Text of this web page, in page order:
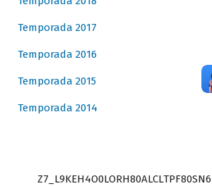
Temporada 2017
Temporada 2016
Temporada 2015
Temporada 2014
Z7_L9KEH4O0LORH80ALCLTPF80SN6